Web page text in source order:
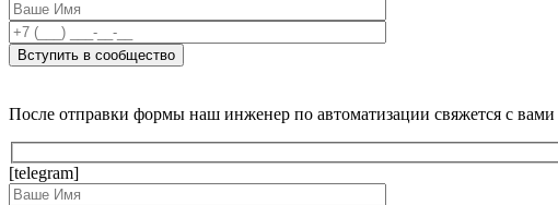
После отправки формы наш инженер по автоматизации свяжется с вами
[telegram]